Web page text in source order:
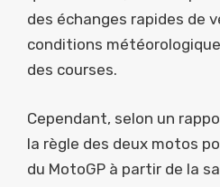
des échanges rapides de
conditions
des courses.
Cependant, selon un
la règle des deux motos
du MotoGP à partir de la